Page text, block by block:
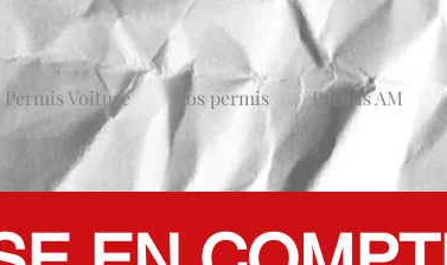
Permis Voiture Nos permis Permis AM